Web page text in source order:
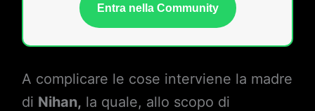
Entra nella Community
A complicare le cose interviene la madre
di Nihan, la quale, allo scopo di